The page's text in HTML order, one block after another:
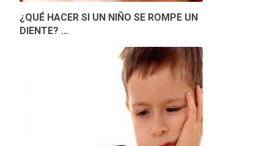
¿QUÉ HACER SI UN NIÑO SE ROMPE UN
DIENTE? …